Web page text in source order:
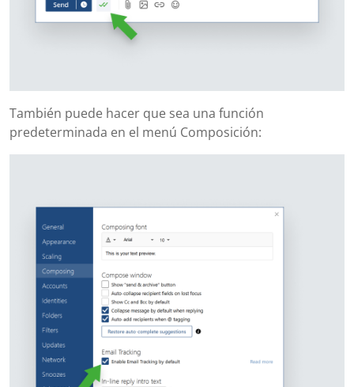
También puede hacer que sea una función
predeterminada en el menú Composición: